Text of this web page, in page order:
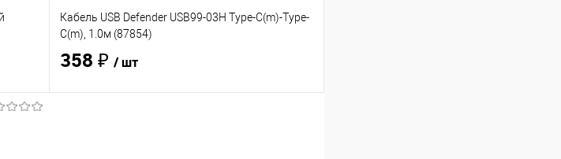
Кабель USB Defender USB99-03H Type-C(m)-Type-
C(m), 1.0м (87854)
358 ₽ / шт